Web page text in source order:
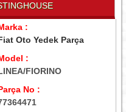
:
Oto Yedek Parça
:
FIORINO
No :